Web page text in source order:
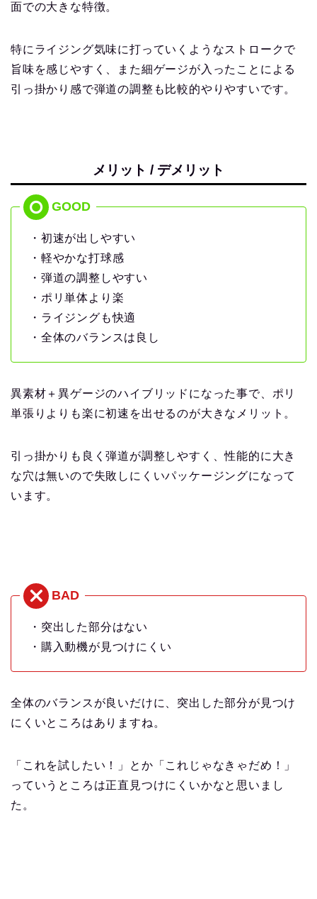
面での大きな特徴。
特にライジング気味に打っていくようなストロークで
旨味を感じやすく、また細ゲージが入ったことによる
引っ掛かり感で弾道の調整も比較的やりやすいです。
メリット / デメリット
・初速が出しやすい
・軽やかな打球感
・弾道の調整しやすい
・ポリ単体より楽
・ライジングも快適
・全体のバランスは良し
異素材＋異ゲージのハイブリッドになった事で、ポリ
単張りよりも楽に初速を出せるのが大きなメリット。
引っ掛かりも良く弾道が調整しやすく、性能的に大き
な穴は無いので失敗しにくいパッケージングになって
います。
・突出した部分はない
・購入動機が見つけにくい
全体のバランスが良いだけに、突出した部分が見つけ
にくいところはありますね。
「これを試したい！」とか「これじゃなきゃだめ！」
っていうところは正直見つけにくいかなと思いまし
た。